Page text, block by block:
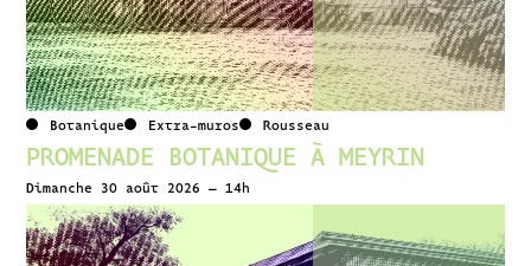
Botanique Extra-muros Rousseau
PROMENADE BOTANIQUE À MEYRIN
Dimanche 30 août 2026 – 14h